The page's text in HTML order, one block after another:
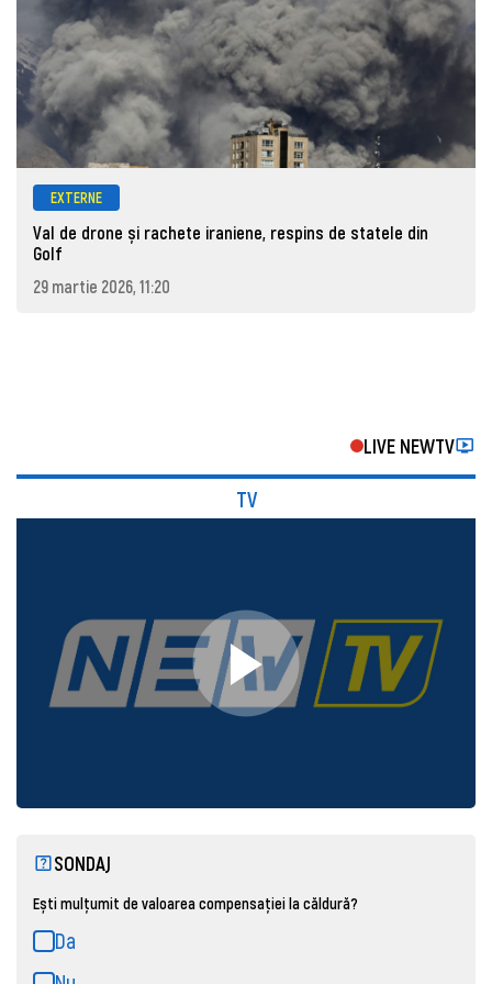
EXTERNE
Val de drone și rachete iraniene, respins de statele din
Golf
29 martie 2026, 11:20
LIVE NEWTV
TV
SONDAJ
Ești mulțumit de valoarea compensației la căldură?
Da